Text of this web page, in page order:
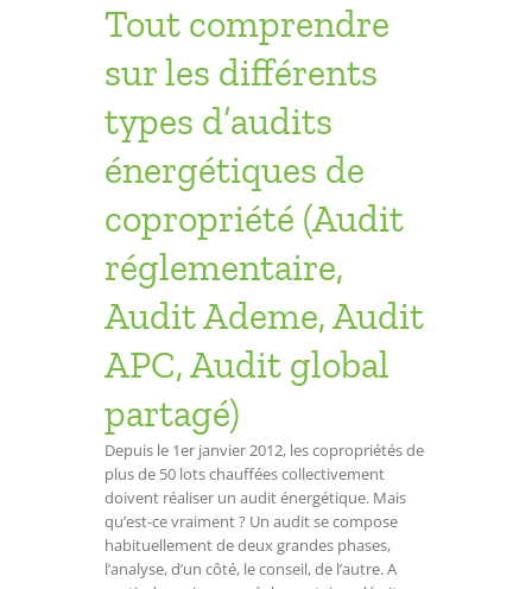
Tout comprendre
sur les différents
types d’audits
énergétiques de
copropriété (Audit
réglementaire,
Audit Ademe, Audit
APC, Audit global
partagé)
Depuis le 1er janvier 2012, les copropriétés de
plus de 50 lots chauffées collectivement
doivent réaliser un audit énergétique. Mais
qu’est-ce vraiment ? Un audit se compose
habituellement de deux grandes phases,
l’analyse, d’un côté, le conseil, de l’autre. A